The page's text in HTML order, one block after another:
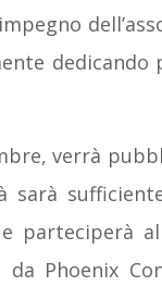
dedicando
verrà
sarà
parteciperà
da Phoenix